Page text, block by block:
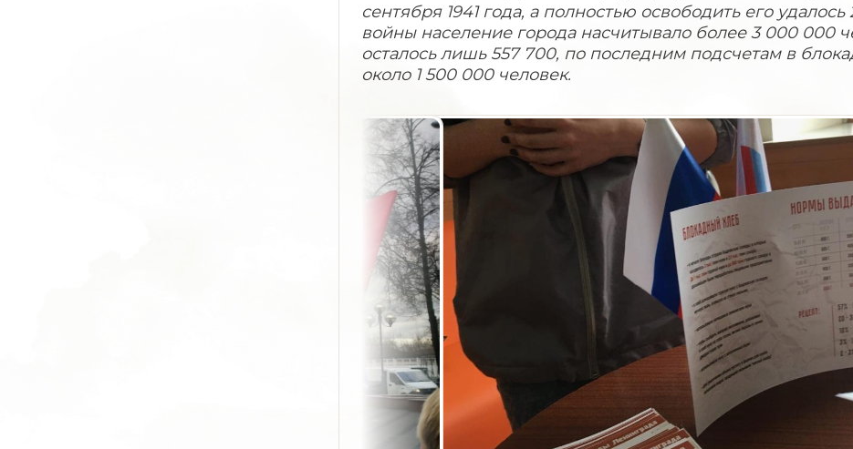
сентября 1941 года, а полностью освободить его
войны население города насчитывало более 3 000 000
осталось лишь 557 700, по последним подсчетам в
около 1 500 000 человек.